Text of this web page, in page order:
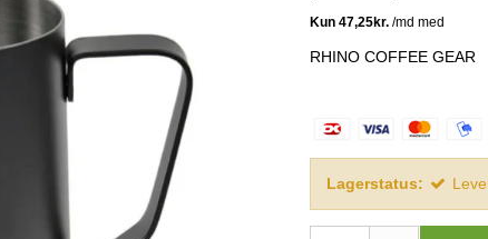
RHINO COFFEE GEAR
Lagerstatus: